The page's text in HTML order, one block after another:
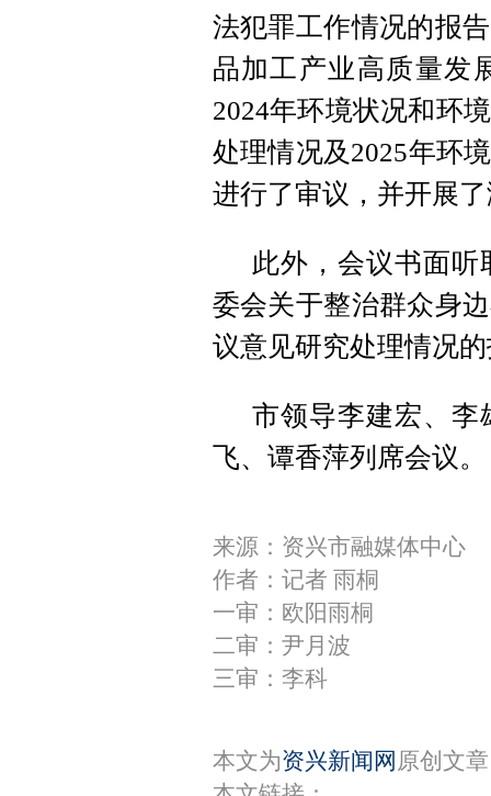
法犯罪工作情况的报
品加工产业高质量发
2024年环境状况和环
处理情况及2025年环
进行了审议， 并开展
此外，会议书面
委会关于整治群众身
议意见研究处理情况
市领导李建宏、李
飞、谭香萍列席会议。
来源：资兴市融媒体中心
作者：记者 雨桐
一审：欧阳雨桐
二审：尹月波
三审：李科
本文为资兴新闻网 原创文